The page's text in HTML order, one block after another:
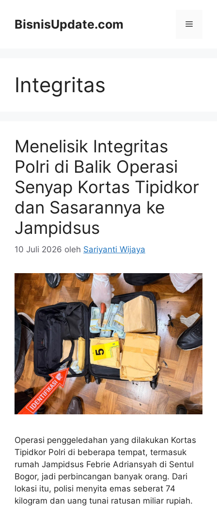
BisnisUpdate.com Menu
Integritas
Menelisik Integritas
Polri di Balik Operasi
Senyap Kortas Tipidkor
dan Sasarannya ke
Jampidsus
10 Juli 2026 oleh Sariyanti Wijaya
Operasi penggeledahan yang dilakukan Kortas
Tipidkor Polri di beberapa tempat, termasuk
rumah Jampidsus Febrie Adriansyah di Sentul
Bogor, jadi perbincangan banyak orang. Dari
lokasi itu, polisi menyita emas seberat 74
kilogram dan uang tunai ratusan miliar rupiah.